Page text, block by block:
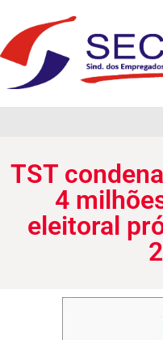
TST
4
eleitoral